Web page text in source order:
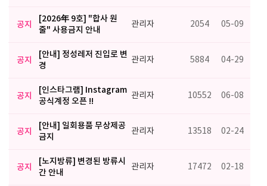
공지
[2026年 9호] "합사 원
줄" 사용금지 안내
관리자 2054 05-09
공지
[안내] 정성레저 진입로 변
경
관리자 5884 04-29
공지
[인스타그램] Instagram
공식계정 오픈 !!
관리자 10552 06-08
공지
[안내] 일회용품 무상제공
금지
관리자 13518 02-24
공지
[노지방류] 변경된 방류시
간 안내
관리자 17472 02-18